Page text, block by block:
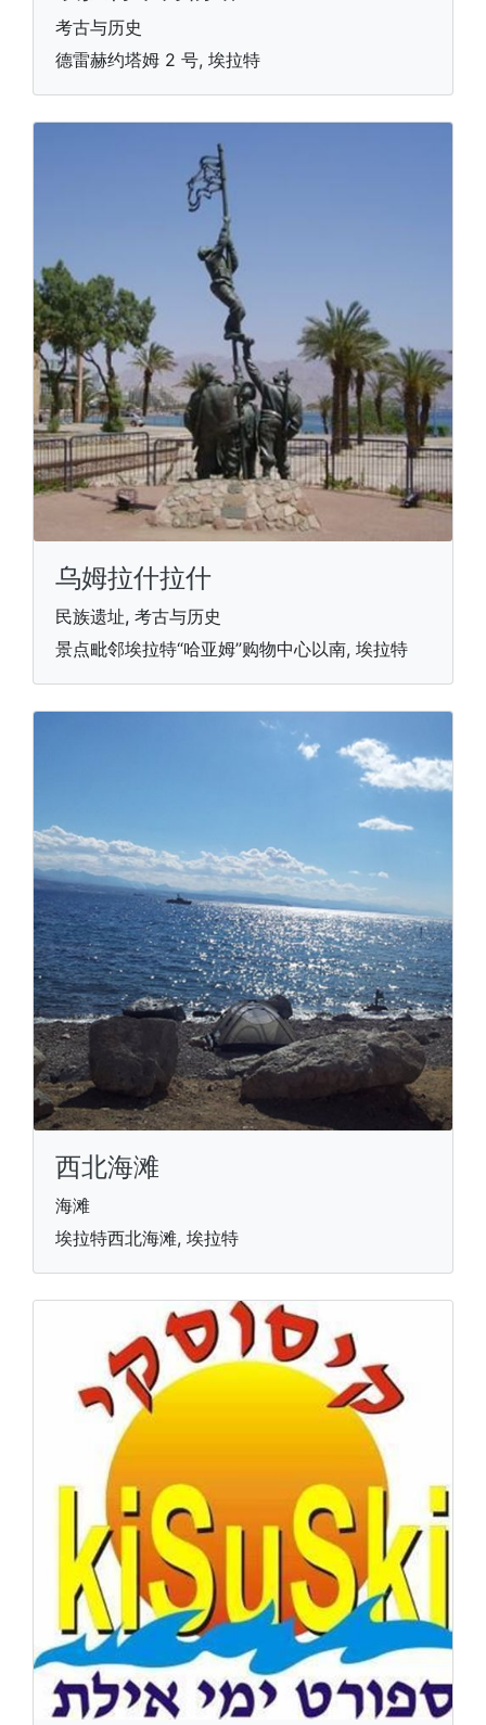
考古与历史
德雷赫约塔姆 2 号, 埃拉特
乌姆拉什拉什
民族遗址, 考古与历史
景点毗邻埃拉特“哈亚姆”购物中心以南, 埃拉特
西北海滩
海滩
埃拉特西北海滩, 埃拉特